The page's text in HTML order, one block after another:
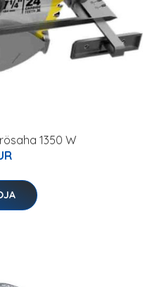
1350 W